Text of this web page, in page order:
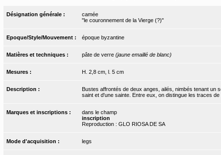
Désignation générale :
camée
"le couronnement de la Vierge (?)"
Epoque/Style/Mouvement : époque byzantine
Matières et techniques : pâte de verre (jaune emaillé de blanc)
Mesures : H. 2,8 cm, l. 5 cm
Description :
Bustes affrontés de deux anges, ailés, nimbés tenant un
saint et d'une sainte. Entre eux, on distingue les traces
Marques et inscriptions :
dans le champ
inscription
Reproduction : GLO RIOSA DE SA
Mode d'acquisition : legs